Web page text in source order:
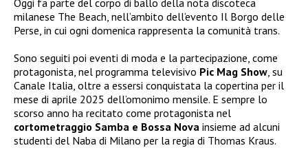
Oggi fa parte del corpo di ballo della nota discoteca
milanese The Beach, nell’ambito dell’evento Il Borgo delle
Perse, in cui ogni domenica rappresenta la comunità trans.
Sono seguiti poi eventi di moda e la partecipazione, come
protagonista, nel programma televisivo Pic Mag Show, su
Canale Italia, oltre a essersi conquistata la copertina per il
mese di aprile 2025 dell’omonimo mensile. E sempre lo
scorso anno ha recitato come protagonista nel
cortometraggio Samba e Bossa Nova insieme ad alcuni
studenti del Naba di Milano per la regia di Thomas Kraus.